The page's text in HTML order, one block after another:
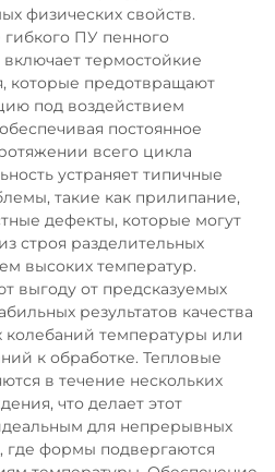
физических свойств.
гибкого ПУ пенного
включает термостойкие
которые предотвращают
под воздействием
постоянное
всего цикла
устраняет типичные
такие как прилипание,
дефекты, которые могут
строя разделительных
высоких температур.
выгоду от предсказуемых
результатов качества
колебаний температуры или
к обработке. Тепловые
в течение нескольких
что делает этот
для непрерывных
где формы подвергаются